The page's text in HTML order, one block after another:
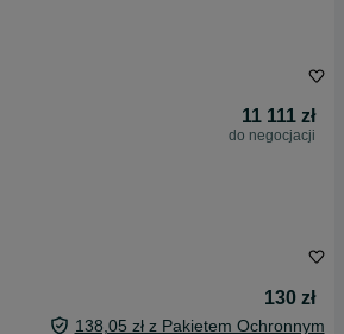
11 111 zł
do negocjacji
130 zł
138,05 zł z Pakietem Ochronnym